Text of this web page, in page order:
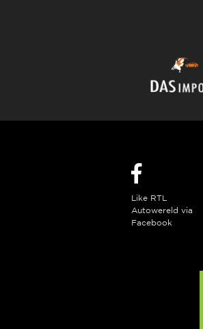
Like RTL
Autowereld via
Facebook